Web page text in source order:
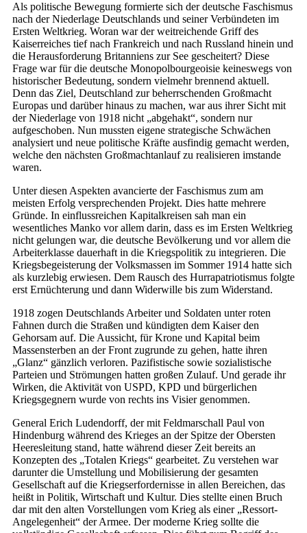
Als politische Bewegung formierte sich der deutsche Faschismus
nach der Niederlage Deutschlands und seiner Verbündeten im
Ersten Weltkrieg. Woran war der weitreichende Griff des
Kaiserreiches tief nach Frankreich und nach Russland hinein und
die Herausforderung Britanniens zur See gescheitert? Diese
Frage war für die deutsche Monopolbourgeoisie keineswegs von
historischer Bedeutung, sondern vielmehr brennend aktuell.
Denn das Ziel, Deutschland zur beherrschenden Großmacht
Europas und darüber hinaus zu machen, war aus ihrer Sicht mit
der Niederlage von 1918 nicht „abgehakt“, sondern nur
aufgeschoben. Nun mussten eigene strategische Schwächen
analysiert und neue politische Kräfte ausfindig gemacht werden,
welche den nächsten Großmachtanlauf zu realisieren imstande
waren.
Unter diesen Aspekten avancierte der Faschismus zum am
meisten Erfolg versprechenden Projekt. Dies hatte mehrere
Gründe. In einflussreichen Kapitalkreisen sah man ein
wesentliches Manko vor allem darin, dass es im Ersten Weltkrieg
nicht gelungen war, die deutsche Bevölkerung und vor allem die
Arbeiterklasse dauerhaft in die Kriegspolitik zu integrieren. Die
Kriegsbegeisterung der Volksmassen im Sommer 1914 hatte sich
als kurzlebig erwiesen. Dem Rausch des Hurrapatriotismus folgte
erst Ernüchterung und dann Widerwille bis zum Widerstand.
1918 zogen Deutschlands Arbeiter und Soldaten unter roten
Fahnen durch die Straßen und kündigten dem Kaiser den
Gehorsam auf. Die Aussicht, für Krone und Kapital beim
Massensterben an der Front zugrunde zu gehen, hatte ihren
„Glanz“ gänzlich verloren. Pazifistische sowie sozialistische
Parteien und Strömungen hatten großen Zulauf. Und gerade ihr
Wirken, die Aktivität von USPD, KPD und bürgerlichen
Kriegsgegnern wurde von rechts ins Visier genommen.
General Erich Ludendorff, der mit Feldmarschall Paul von
Hindenburg während des Krieges an der Spitze der Obersten
Heeresleitung stand, hatte während dieser Zeit bereits an
Konzepten des „Totalen Kriegs“ gearbeitet. Zu verstehen war
darunter die Umstellung und Mobilisierung der gesamten
Gesellschaft auf die Kriegserfordernisse in allen Bereichen, das
heißt in Politik, Wirtschaft und Kultur. Dies stellte einen Bruch
dar mit den alten Vorstellungen vom Krieg als einer „Ressort-
Angelegenheit“ der Armee. Der moderne Krieg sollte die